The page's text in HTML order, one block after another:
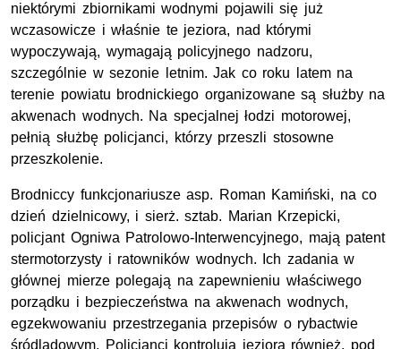
niektórymi zbiornikami wodnymi pojawili się już
wczasowicze i właśnie te jeziora, nad którymi
wypoczywają, wymagają policyjnego nadzoru,
szczególnie w sezonie letnim. Jak co roku latem na
terenie powiatu brodnickiego organizowane są służby na
akwenach wodnych. Na specjalnej łodzi motorowej,
pełnią służbę policjanci, którzy przeszli stosowne
przeszkolenie.
Brodniccy funkcjonariusze asp. Roman Kamiński, na co
dzień dzielnicowy, i sierż. sztab. Marian Krzepicki,
policjant Ogniwa Patrolowo-Interwencyjnego, mają patent
stermotorzysty i ratowników wodnych. Ich zadania w
głównej mierze polegają na zapewnieniu właściwego
porządku i bezpieczeństwa na akwenach wodnych,
egzekwowaniu przestrzegania przepisów o rybactwie
śródlądowym. Policjanci kontrolują jeziora również, pod